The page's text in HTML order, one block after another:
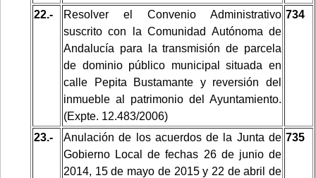
22.-
Resolver el Convenio Administrativo
suscrito con la Comunidad Autónoma de
Andalucía para la transmisión de parcela
de dominio público municipal situada en
calle Pepita Bustamante y reversión del
inmueble al patrimonio del Ayuntamiento.
(Expte. 12.483/2006)
734
23.-
Anulación de los acuerdos de la Junta de
Gobierno Local de fechas 26 de junio de
2014, 15 de mayo de 2015 y 22 de abril de
735